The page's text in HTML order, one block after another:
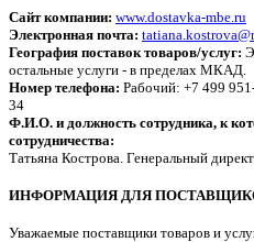
Сайт компании: www.dostavka-mbe.ru
Электронная почта:
География поставок товаров/услуг:
остальные услуги - в пределах МКАД.
Номер телефона: Рабочий: +7 499
34
Ф.И.О. и должность сотрудника, к
сотрудничества:
Татьяна Кострова. Генеральный
ИНФОРМАЦИЯ ДЛЯ
Уважаемые поставщики товаров и